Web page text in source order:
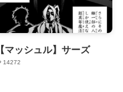
【マッシュル】サーズ
14272